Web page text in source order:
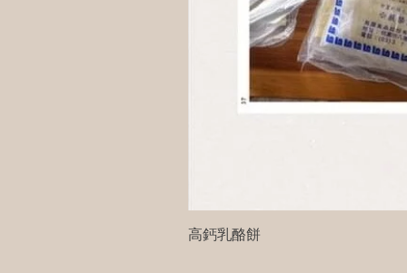
高鈣乳酪餅